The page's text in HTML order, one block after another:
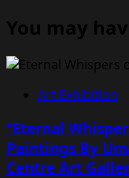
You may
Art Exhibition
“Eternal
Paintings By
Centre Art